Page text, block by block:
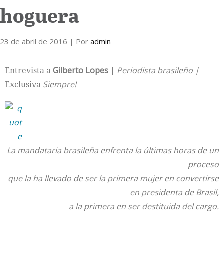
Cultura
hoguera
23 de abril de 2016 | Por admin
Entrevista aGilberto Lopes | Periodista brasileño |
Exclusiva Siempre!
La mandataria brasileña enfrenta la últimas horas de un
proceso
que la ha llevado de ser la primera mujer en convertirse
en presidenta de Brasil,
a la primera en ser destituida del cargo.